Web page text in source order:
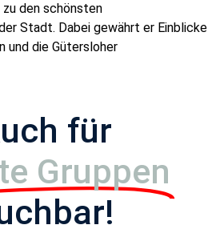
den schönsten
Stadt. Dabei gewährt er Einblicke
und die Gütersloher
für
Gruppen